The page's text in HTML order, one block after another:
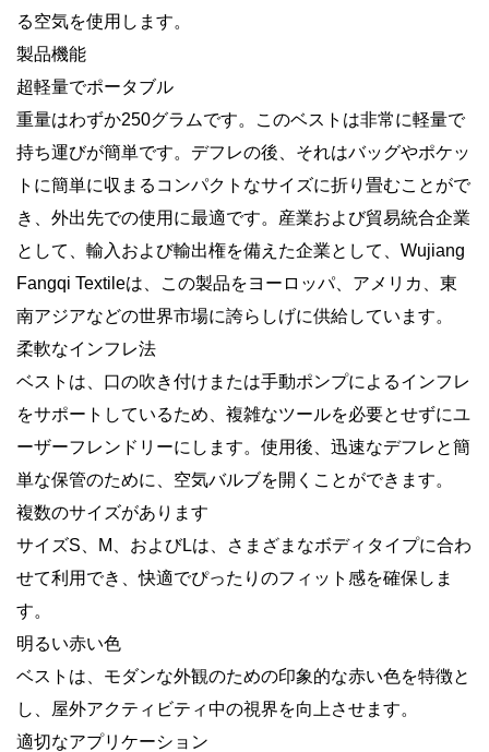
る空気を使用します。
製品機能
超軽量でポータブル
重量はわずか250グラムです。このベストは非常に軽量で
持ち運びが簡単です。デフレの後、それはバッグやポケッ
トに簡単に収まるコンパクトなサイズに折り畳むことがで
き、外出先での使用に最適です。産業および貿易統合企業
として、輸入および輸出権を備えた企業として、Wujiang
Fangqi Textileは、この製品をヨーロッパ、アメリカ、東
南アジアなどの世界市場に誇らしげに供給しています。
柔軟なインフレ法
ベストは、口の吹き付けまたは手動ポンプによるインフレ
をサポートしているため、複雑なツールを必要とせずにユ
ーザーフレンドリーにします。使用後、迅速なデフレと簡
単な保管のために、空気バルブを開くことができます。
複数のサイズがあります
サイズS、M、およびLは、さまざまなボディタイプに合わ
せて利用でき、快適でぴったりのフィット感を確保しま
す。
明るい赤い色
ベストは、モダンな外観のための印象的な赤い色を特徴と
し、屋外アクティビティ中の視界を向上させます。
適切なアプリケーション